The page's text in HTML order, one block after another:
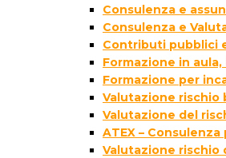
Consulenza e
Consulenza e
Contributi pubblici
Formazione in
Formazione per
Valutazione rischio
Valutazione del
ATEX –
Valutazione rischio